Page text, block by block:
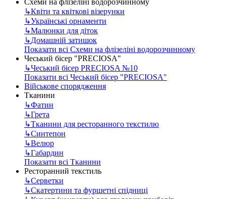
↳Квіти та квіткові візерунки
↳Українські орнаменти
↳Малюнки для діток
↳Домашній затишок
Показати всі Схеми на флізеліні водорозчинному
Чеський бісер "PRECIOSA"
↳Чеський бісер PRECIOSA №10
Показати всі Чеський бісер "PRECIOSA"
Військове спорядження
Тканини
↳Фатин
↳Грета
↳Тканини для ресторанного текстилю
↳Синтепон
↳Велюр
↳Габардин
Показати всі Тканини
Ресторанний текстиль
↳Серветки
↳Скатертини та фуршетні спідниці